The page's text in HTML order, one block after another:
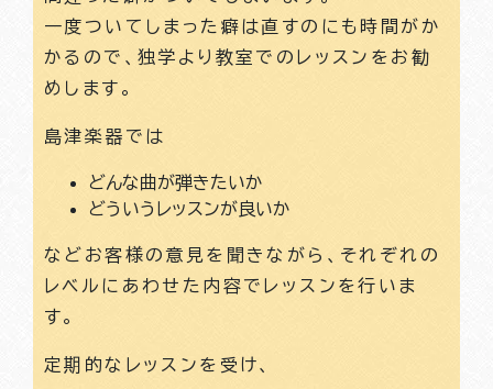
一度ついてしまった癖は直すのにも時間がか
かるので、独学より教室でのレッスンをお勧
めします。
島津楽器では
どんな曲が弾きたいか
どういうレッスンが良いか
などお客様の意見を聞きながら、それぞれの
レベルにあわせた内容でレッスンを行いま
す。
定期的なレッスンを受け、